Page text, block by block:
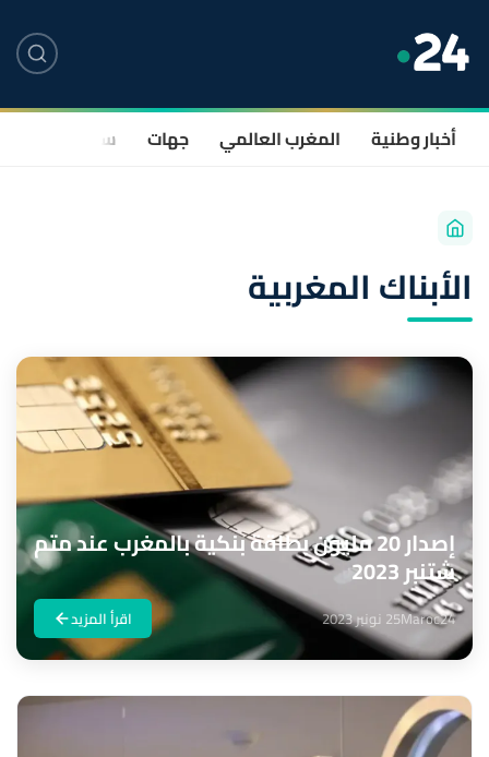
أخبار وطنية المغرب العالمي جهات سياسة
الأبناك المغربية
إصدار 20 مليون بطاقة بنكية بالمغرب عند متم
شتنبر 2023
Maroc2425 نونبر 2023 اقرأ المزيد